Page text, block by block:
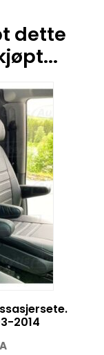
dette
2014